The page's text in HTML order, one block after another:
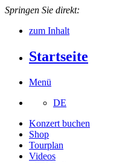
Springen Sie direkt:
zum Inhalt
Startseite
Menü
DE
Konzert buchen
Shop
Tourplan
Videos